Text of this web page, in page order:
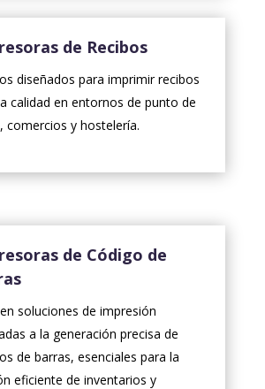
de Recibos
diseñados para imprimir recibos
calidad en entornos de punto de
comercios y hostelería.
de Código de
soluciones de impresión
a la generación precisa de
de barras, esenciales para la
eficiente de inventarios y